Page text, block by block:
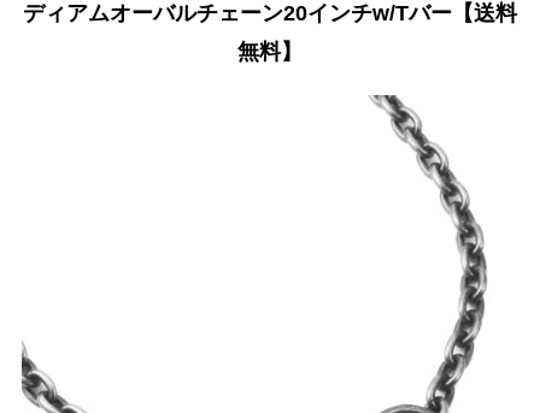
ディアムオーバルチェーン20インチw/Tバー【送料
無料】